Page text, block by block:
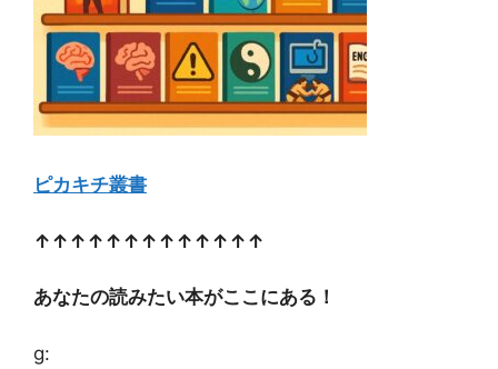
ピカキチ叢書
↑↑↑↑↑↑↑↑↑↑↑↑↑
あなたの読みたい本がここにある！
g: